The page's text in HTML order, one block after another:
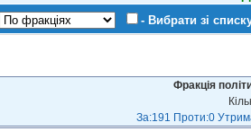
- Вибрати зі
Фракція
За:191 Проти:0